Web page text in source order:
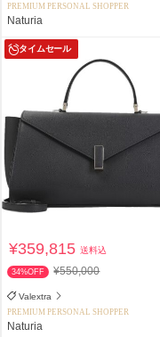
PREMIUM PERSONAL SHOPPER
Naturia
タイムセール
¥359,815送料込
34%OFF ¥550,000
Valextra
PREMIUM PERSONAL SHOPPER
Naturia